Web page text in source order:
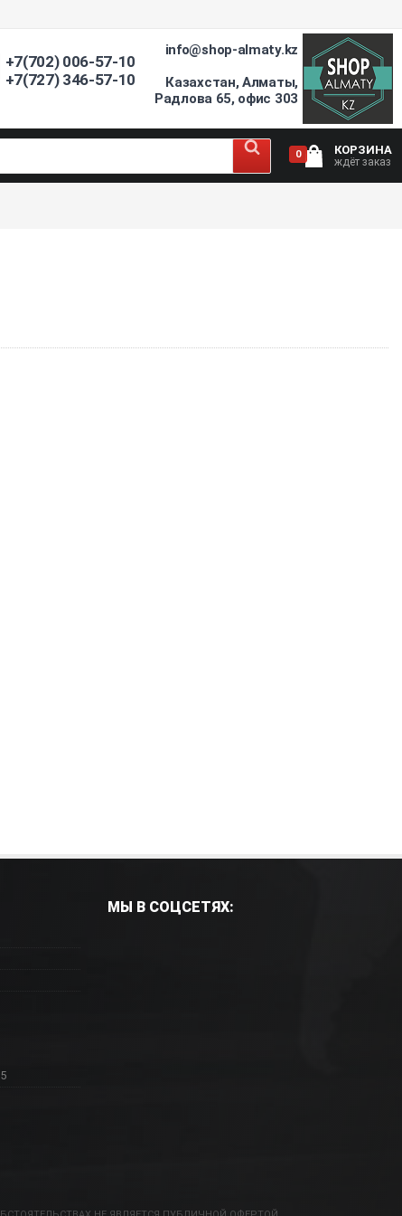
+7(702) 006-57-10
+7(727) 346-57-10
info@shop-almaty.kz
Казахстан, Алматы,
Радлова 65, офис 303
0 КОРЗИНА
ждёт заказ
МЫ В СОЦСЕТЯХ: